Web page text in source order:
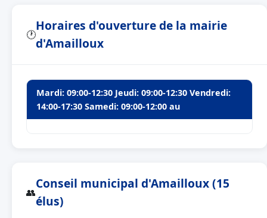
🕐
Horaires d'ouverture de la mairie
d'Amailloux
Mardi: 09:00-12:30 Jeudi: 09:00-12:30 Vendredi:
14:00-17:30 Samedi: 09:00-12:00 au
👥
Conseil municipal d'Amailloux (15
élus)